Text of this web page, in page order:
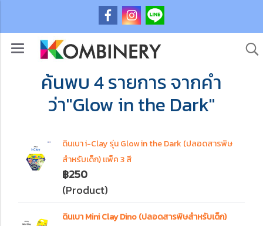
ค้นพบ 4 รายการ จากคำ
ว่า"Glow in the Dark"
ดินเบา i-Clay รุ่น Glow in the Dark (ปลอดสารพิษ
สำหรับเด็ก) เเพ็ค 3 สี
฿250
(Product)
ดินเบา Mini Clay Dino (ปลอดสารพิษสำหรับเด็ก)